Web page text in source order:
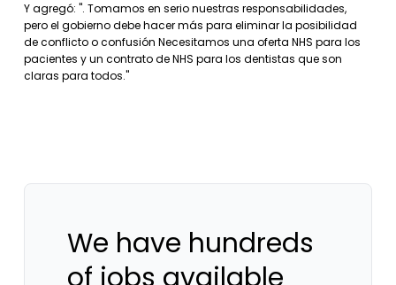
Y agregó: ". Tomamos en serio nuestras responsabilidades,
pero el gobierno debe hacer más para eliminar la posibilidad
de conflicto o confusión Necesitamos una oferta NHS para los
pacientes y un contrato de NHS para los dentistas que son
claras para todos."
We have hundreds